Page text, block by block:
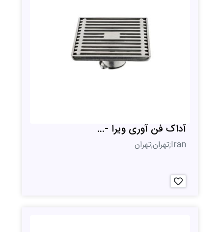
آداک فن آوری ویرا -...
Iran;تهران;تهران